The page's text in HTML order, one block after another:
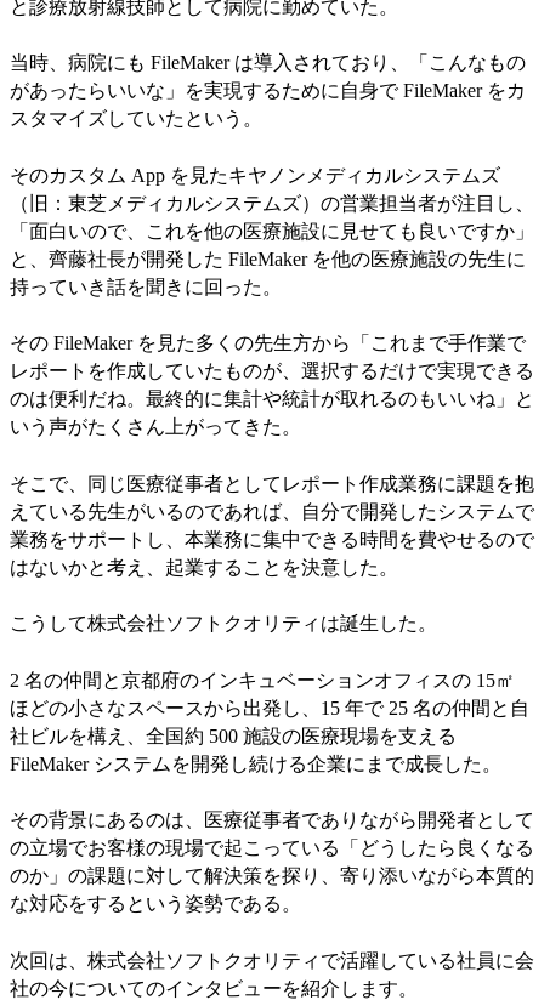
と診療放射線技師として病院に勤めていた。
当時、病院にも FileMaker は導入されており、「こんなもの
があったらいいな」を実現するために自身で FileMaker をカ
スタマイズしていたという。
そのカスタム App を見たキヤノンメディカルシステムズ
（旧：東芝メディカルシステムズ）の営業担当者が注目し、
「面白いので、これを他の医療施設に見せても良いですか」
と、齊藤社長が開発した FileMaker を他の医療施設の先生に
持っていき話を聞きに回った。
その FileMaker を見た多くの先生方から「これまで手作業で
レポートを作成していたものが、選択するだけで実現できる
のは便利だね。最終的に集計や統計が取れるのもいいね」と
いう声がたくさん上がってきた。
そこで、同じ医療従事者としてレポート作成業務に課題を抱
えている先生がいるのであれば、自分で開発したシステムで
業務をサポートし、本業務に集中できる時間を費やせるので
はないかと考え、起業することを決意した。
こうして株式会社ソフトクオリティは誕生した。
2 名の仲間と京都府のインキュベーションオフィスの 15㎡
ほどの小さなスペースから出発し、15 年で 25 名の仲間と自
社ビルを構え、全国約 500 施設の医療現場を支える
FileMaker システムを開発し続ける企業にまで成長した。
その背景にあるのは、医療従事者でありながら開発者として
の立場でお客様の現場で起こっている「どうしたら良くなる
のか」の課題に対して解決策を探り、寄り添いながら本質的
な対応をするという姿勢である。
次回は、株式会社ソフトクオリティで活躍している社員に会
社の今についてのインタビューを紹介します。